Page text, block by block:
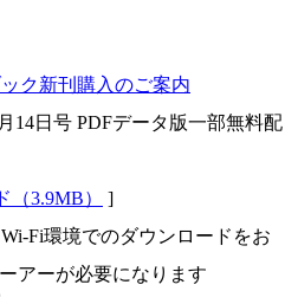
ク新刊購入のご案内
14日号 PDFデータ版一部無料配
（3.9MB）
]
Fi環境でのダウンロードをお
アーが必要になります